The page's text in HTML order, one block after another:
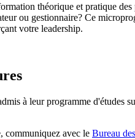
théorique et pratique
ou gestionnaire? Ce
votre leadership.
à leur programme d'études
communiquez avec le Bureau